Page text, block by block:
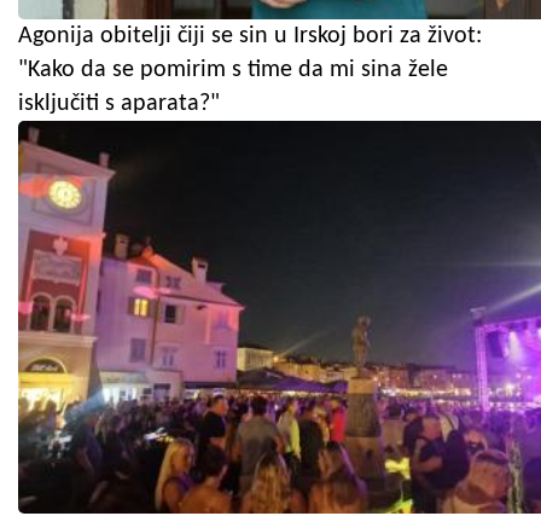
Agonija obitelji čiji se sin u Irskoj bori za život:
"Kako da se pomirim s time da mi sina žele
isključiti s aparata?"